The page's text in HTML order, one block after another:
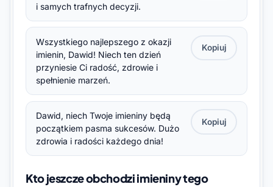
i samych trafnych decyzji.
Wszystkiego najlepszego z okazji
imienin, Dawid! Niech ten dzień
przyniesie Ci radość, zdrowie i
spełnienie marzeń.
Kopiuj
Dawid, niech Twoje imieniny będą
początkiem pasma sukcesów. Dużo
zdrowia i radości każdego dnia!
Kopiuj
Kto jeszcze obchodzi imieniny tego